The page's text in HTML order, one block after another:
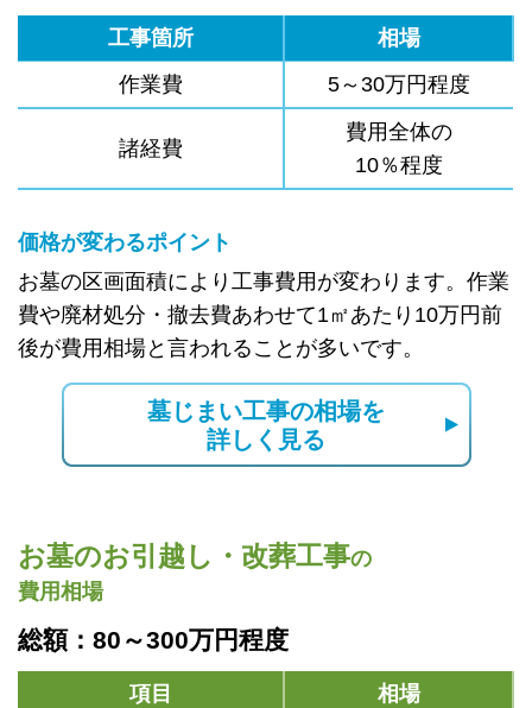
工事箇所
相場
作業費
5～30万円程度
諸経費
費用全体の
10％程度
価格が変わるポイント
お墓の区画面積により工事費用が変わります。作業
費や廃材処分・撤去費あわせて1㎡あたり10万円前
後が費用相場と言われることが多いです。
墓じまい工事の相場を
詳しく見る
お墓のお引越し・改葬工事の
費用相場
総額：80～300万円程度
項目
相場